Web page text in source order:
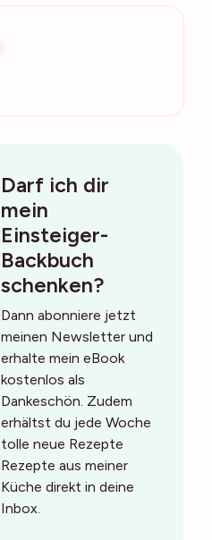
Darf ich dir
mein
Einsteiger-
Backbuch
schenken?
Dann abonniere jetzt
meinen Newsletter und
erhalte mein eBook
kostenlos als
Dankeschön. Zudem
erhältst du jede Woche
tolle neue Rezepte
Rezepte aus meiner
Küche direkt in deine
Inbox.